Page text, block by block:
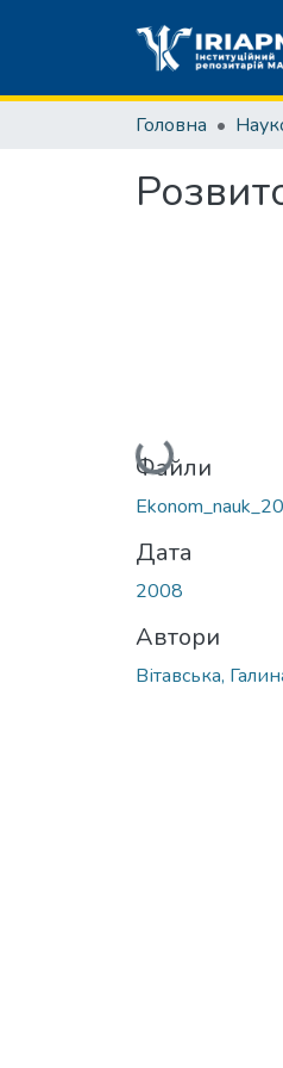
Головна
Вантажиться...
Файли
Дата
2008
Автори
Вітавська,